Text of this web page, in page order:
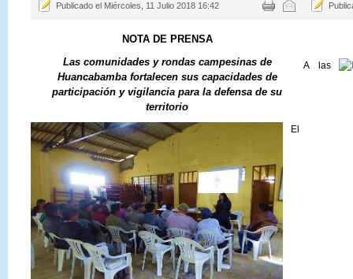
Publicado el Miércoles, 11 Julio 2018 16:42
NOTA DE PRENSA
Las comunidades y rondas campesinas de
Huancabamba fortalecen sus capacidades de
participación y vigilancia para la defensa de su
territorio
El
A las